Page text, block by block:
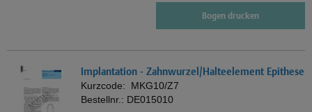
Bogen drucken
Implantation - Zahnwurzel/Halteelement Epithese
Kurzcode: MKG10/Z7
Bestellnr.: DE015010